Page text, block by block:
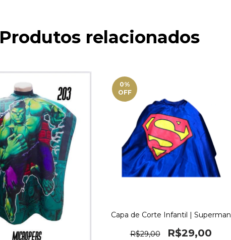
Produtos relacionados
0%
OFF
Capa de Corte Infantil | Superman
R$29,00 R$29,00